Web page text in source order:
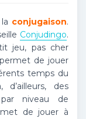
conjugaison.
Conjudingo.
jeu, pas cher
de jouer
temps du
des
niveau de
de jouer à